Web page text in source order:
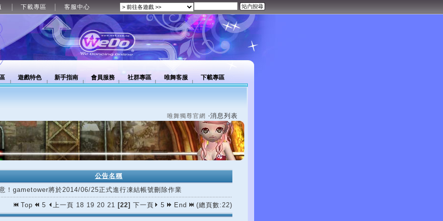
下載專區 客服中心
遊戲特色 新手指南 會員服務 社群專區 唯舞客服 下載專區
唯舞獨尊官網 ‧消息列表
公告名稱
！gametower將於2014/06/25正式進行凍結帳號刪除作業
Top 5 上一頁 18 19 20 21 [22] 下一頁 5 End (總頁數:22)